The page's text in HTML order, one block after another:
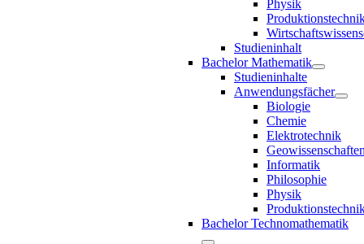
Physik
Studieninhalt
Bachelor Mathematik
Studieninhalte
Anwendungsfächer
Biologie
Chemie
Elektrotechnik
Informatik
Philosophie
Physik
Bachelor Technomathematik